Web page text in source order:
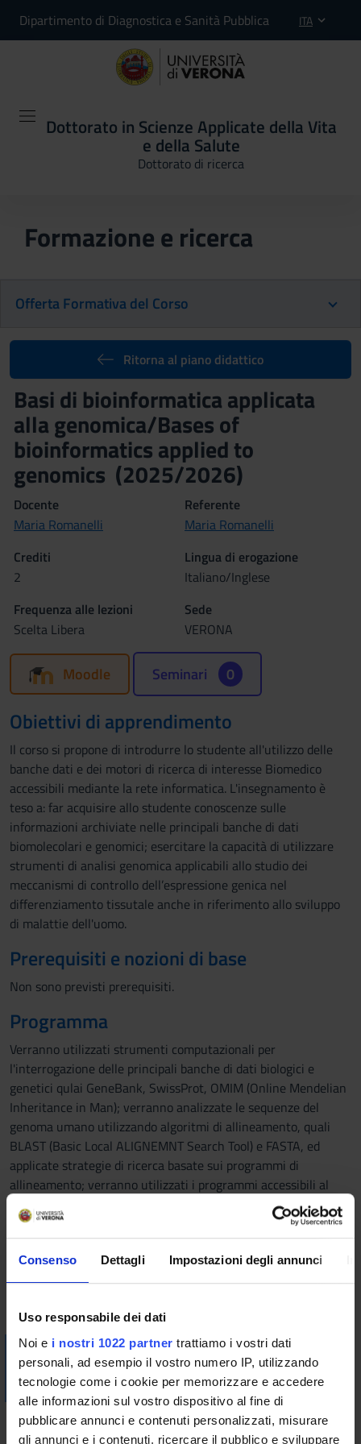
Consenso Dettagli Impostazioni degli annunci
Uso responsabile dei dati
Noi e i nostri 1022 partner trattiamo i vostri dati
personali, ad esempio il vostro numero IP, utilizzando
tecnologie come i cookie per memorizzare e accedere
alle informazioni sul vostro dispositivo al fine di
pubblicare annunci e contenuti personalizzati, misurare
gli annunci e i contenuti, ricercare il pubblico e sviluppare
Dipartimento di Diagnostica e Sanità Pubblica ITA
Dottorato in Scienze Applicate della Vita
e della Salute
Dottorato di ricerca
Formazione e ricerca
Offerta Formativa del Corso
Ritorna al piano didattico
Basi di bioinformatica applicata
alla genomica/Bases of
bioinformatics applied to
genomics (2025/2026)
Docente
Maria Romanelli
Referente
Maria Romanelli
Crediti
2
Lingua di erogazione
Italiano/Inglese
Frequenza alle lezioni
Scelta Libera
Sede
VERONA
Moodle Seminari 0
Obiettivi di apprendimento
Il corso si propone di introdurre lo studente all'utilizzo delle
banche dati e dei motori di ricerca di interesse Biomedico
accessibili mediante la rete informatica. L'insegnamento è
teso a: far acquisire allo studente conoscenze sulle
informazioni archiviate nelle principali banche di dati
biomolecolari e genomici; esercitare la capacità di utilizzare
strumenti di analisi genomica applicabili allo studio dei
meccanismi di controllo dell’espressione genica nel
differenziamento tissutale anche in riferimento allo sviluppo
di malattie dell'uomo.
Prerequisiti e nozioni di base
Non sono previsti prerequisiti.
Programma
Verranno utilizzati strumenti computazionali per
l'interrogazione delle principali banche di dati biologici e
genetici qulai GeneBank, SwissProt, OMIM (Online Mendelian
Inheritance in Man); verranno analizzate le sequenze del
genoma umano utilizzando algoritmi di allineamento, quali
BLAST (Basic Local ALIGNEMNT Search Tool) e FASTA, ed
applicate strategie di ricerca basate sui programmi di
allineamento; verranno utilizzati i programmi accessibili al
server ExPASy (Expert Protein Analysis System) per l'analisi
delle proteine.
Bibliografia
Visualizza la bibliografia con Leganto, strumento che il
Sistema Bibliotecario mette a disposizione per recuperare i
testi in programma d'esame in modo semplice e innovativo.
Modalità didattiche